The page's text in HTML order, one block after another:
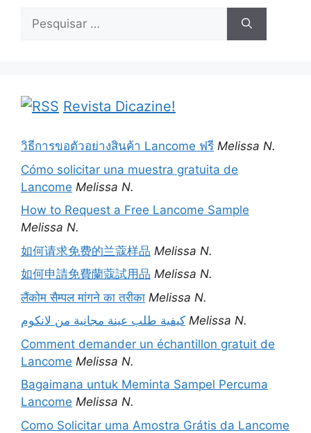
Pesquisar
Revista Dicazine!
วิธีการขอตัวอย่างสินค้า Lancome ฟรี Melissa N.
Cómo solicitar una muestra gratuita de
Lancome Melissa N.
How to Request a Free Lancome Sample
Melissa N.
如何请求免费的兰蔻样品 Melissa N.
如何申請免費蘭蔻試用品 Melissa N.
लैंकोम सैम्पल मांगने का तरीका Melissa N.
كيفية طلب عينة مجانية من لانكوم Melissa N.
Comment demander un échantillon gratuit de
Lancome Melissa N.
Bagaimana untuk Meminta Sampel Percuma
Lancome Melissa N.
Como Solicitar uma Amostra Grátis da Lancome